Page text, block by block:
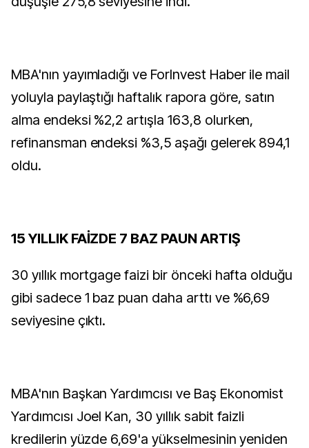
MBA'nın yayımladığı ve ForInvest Haber ile mail
yoluyla paylaştığı haftalık rapora göre, satın
alma endeksi %2,2 artışla 163,8 olurken,
refinansman endeksi %3,5 aşağı gelerek 894,1
oldu.
15 YILLIK FAİZDE 7 BAZ PAUN ARTIŞ
30 yıllık mortgage faizi bir önceki hafta olduğu
gibi sadece 1 baz puan daha arttı ve %6,69
seviyesine çıktı.
MBA'nın Başkan Yardımcısı ve Baş Ekonomist
Yardımcısı Joel Kan, 30 yıllık sabit faizli
kredilerin yüzde 6,69'a yükselmesinin yeniden